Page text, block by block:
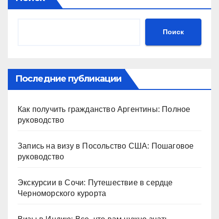
Поиск
Последние публикации
Как получить гражданство Аргентины: Полное
руководство
Запись на визу в Посольство США: Пошаговое
руководство
Экскурсии в Сочи: Путешествие в сердце
Черноморского курорта